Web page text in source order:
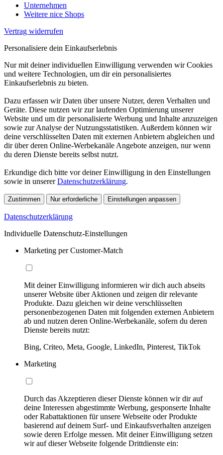
Unternehmen
Weitere nice Shops
Vertrag widerrufen
Personalisiere dein Einkaufserlebnis
Nur mit deiner individuellen Einwilligung verwenden wir Cookies
und weitere Technologien, um dir ein personalisiertes
Einkaufserlebnis zu bieten.
Dazu erfassen wir Daten über unsere Nutzer, deren Verhalten und
Geräte. Diese nutzen wir zur laufenden Optimierung unserer
Website und um dir personalisierte Werbung und Inhalte anzuzeigen
sowie zur Analyse der Nutzungsstatistiken. Außerdem können wir
deine verschlüsselten Daten mit externen Anbietern abgleichen und
dir über deren Online-Werbekanäle Angebote anzeigen, nur wenn
du deren Dienste bereits selbst nutzt.
Erkundige dich bitte vor deiner Einwilligung in den Einstellungen
sowie in unsererDatenschutzerklärung.
Zustimmen Nur erforderliche Einstellungen anpassen
Datenschutzerklärung
Individuelle Datenschutz-Einstellungen
Marketing per Customer-Match
Mit deiner Einwilligung informieren wir dich auch abseits
unserer Website über Aktionen und zeigen dir relevante
Produkte. Dazu gleichen wir deine verschlüsselten
personenbezogenen Daten mit folgenden externen Anbietern
ab und nutzen deren Online-Werbekanäle, sofern du deren
Dienste bereits nutzt:
Bing, Criteo, Meta, Google, LinkedIn, Pinterest, TikTok
Marketing
Durch das Akzeptieren dieser Dienste können wir dir auf
deine Interessen abgestimmte Werbung, gesponserte Inhalte
oder Rabattaktionen für unsere Webseite oder Produkte
basierend auf deinem Surf- und Einkaufsverhalten anzeigen
sowie deren Erfolge messen. Mit deiner Einwilligung setzen
wir auf dieser Webseite folgende Drittdienste ein: